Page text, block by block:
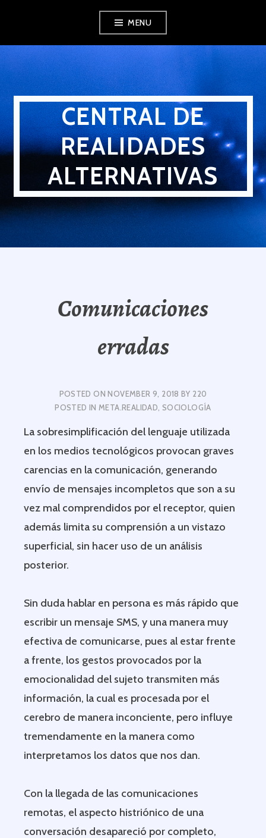
content
MENU
CENTRAL DE
REALIDADES
ALTERNATIVAS
Comunicaciones
erradas
POSTED ONNOVEMBER 9, 2018 BY 220
POSTED IN META.REALIDAD, SOCIOLOGÍA
La sobresimplificación del lenguaje utilizada
en los medios tecnológicos provocan graves
carencias en la comunicación, generando
envío de mensajes incompletos que son a su
vez mal comprendidos por el receptor, quien
además limita su comprensión a un vistazo
superficial, sin hacer uso de un análisis
posterior.
Sin duda hablar en persona es más rápido que
escribir un mensaje SMS, y una manera muy
efectiva de comunicarse, pues al estar frente
a frente, los gestos provocados por la
emocionalidad del sujeto transmiten más
información, la cual es procesada por el
cerebro de manera inconciente, pero influye
tremendamente en la manera como
interpretamos los datos que nos dan.
Con la llegada de las comunicaciones
remotas, el aspecto histriónico de una
conversación desapareció por completo,